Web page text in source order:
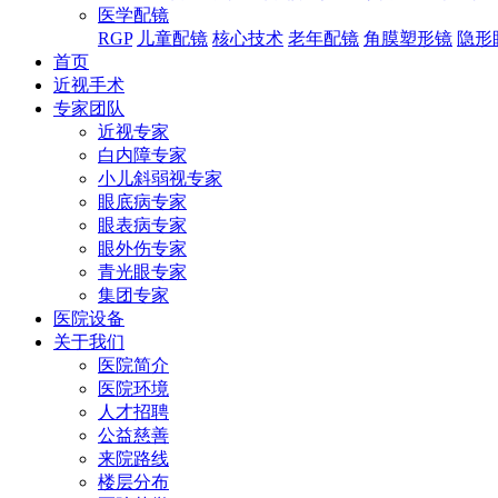
医学配镜
RGP 儿童配镜 核心技术 老年配镜 角膜塑形镜 隐形
首页
近视手术
专家团队
近视专家
白内障专家
小儿斜弱视专家
眼底病专家
眼表病专家
眼外伤专家
青光眼专家
集团专家
医院设备
关于我们
医院简介
医院环境
人才招聘
公益慈善
来院路线
楼层分布